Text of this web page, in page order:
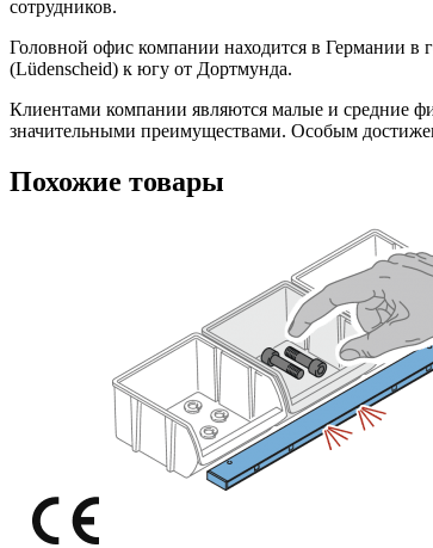
сотрудников.
Головной офис компании находится в Германии в
(Lüdenscheid) к югу от Дортмунда.
Клиентами компании являются малые и средние
значительными преимуществами. Особым
Похожие товары